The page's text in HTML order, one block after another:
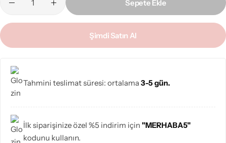
Sepete Ekle
Şimdi Satın Al
Tahmini teslimat süresi: ortalama 3-5 gün.
İlk siparişinize özel %5 indirim için "MERHABA5"
kodunu kullanın.